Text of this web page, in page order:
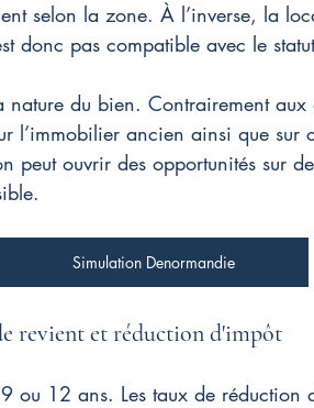
selon la zone. À l’inverse, la
donc pas compatible avec le
du bien. Contrairement aux
l’immobilier ancien ainsi que sur
peut ouvrir des opportunités sur
Simulation Denormandie
revient et réduction d'impôt
ou 12 ans. Les taux de réduction